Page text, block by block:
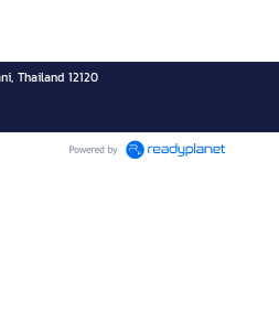
Thailand 12120